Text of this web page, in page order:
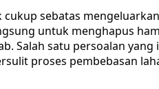
sebatas
untuk menghapus
Salah satu persoalan yang
proses pembebasan